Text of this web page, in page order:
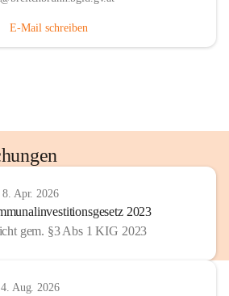
E-Mail schreiben
Apr. 2026
2023
gem. §3 Abs 1 KIG 2023
Aug. 2026